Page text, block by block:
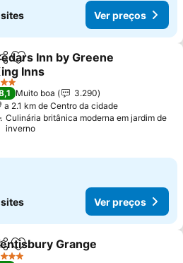
Ver preços
Adicionar aos favoritos
Inn by Greene
Inns
preços
Muito boa
3.290
a 2.1 km de Centro da cidade
Culinária britânica moderna em jardim de
inverno
Ver preços
Adicionar aos favoritos
Grange